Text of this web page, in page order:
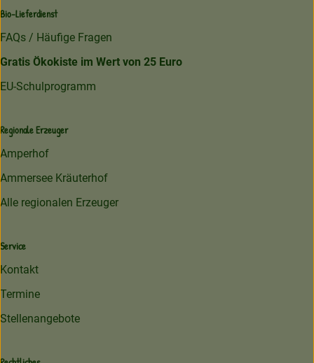
Bio-Lieferdienst
FAQs / Häufige Fragen
Gratis Ökokiste im Wert von 25 Euro
EU-Schulprogramm
Regionale Erzeuger
Amperhof
Ammersee Kräuterhof
Alle regionalen Erzeuger
Service
Kontakt
Termine
Stellenangebote